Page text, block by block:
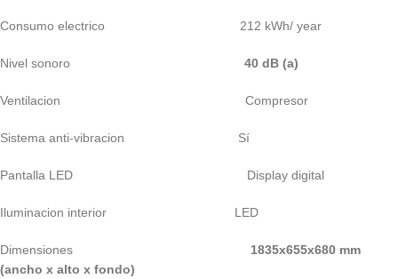
Consumo electrico 212 kWh/ year
Nivel sonoro 40 dB (a)
Ventilacion Compresor
Sistema anti-vibracion Sí
Pantalla LED Display digital
Iluminacion interior LED
Dimensiones 1835x655x680 mm
(ancho x alto x fondo)